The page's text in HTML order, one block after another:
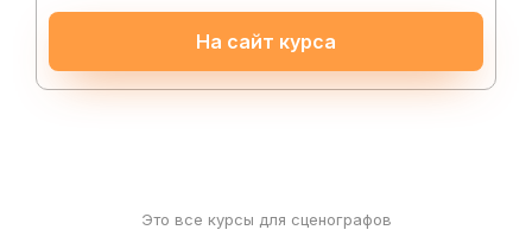
На сайт курса
Это все курсы для сценографов